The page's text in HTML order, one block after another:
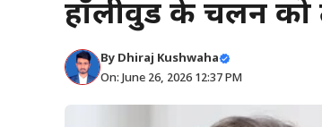
हॉलीवुड के चलन को
By Dhiraj Kushwaha
On: June 26, 2026 12:37 PM